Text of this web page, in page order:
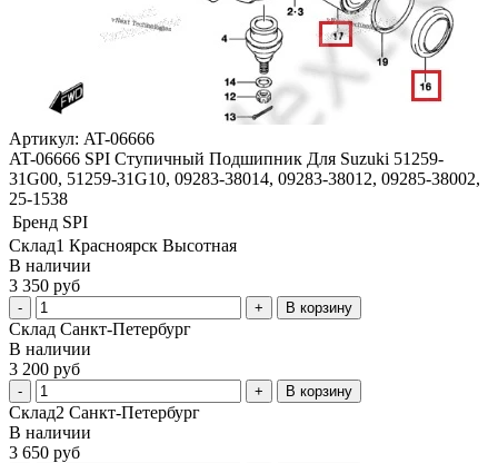
Артикул: AT-06666
AT-06666 SPI Ступичный Подшипник Для Suzuki 51259-
31G00, 51259-31G10, 09283-38014, 09283-38012, 09285-38002,
25-1538
Бренд SPI
Склад1 Красноярск Высотная
В наличии
3 350 руб
В корзину
Склад Санкт-Петербург
В наличии
3 200 руб
В корзину
Склад2 Санкт-Петербург
В наличии
3 650 руб